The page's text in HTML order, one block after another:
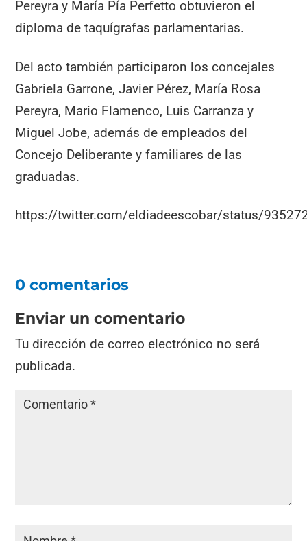
Pereyra y María Pía Perfetto obtuvieron el
diploma de taquígrafas parlamentarias.
Del acto también participaron los concejales
Gabriela Garrone, Javier Pérez, María Rosa
Pereyra, Mario Flamenco, Luis Carranza y
Miguel Jobe, además de empleados del
Concejo Deliberante y familiares de las
graduadas.
https://twitter.com/eldiadeescobar/status/
0 comentarios
Enviar un comentario
Tu dirección de correo electrónico no será
publicada.